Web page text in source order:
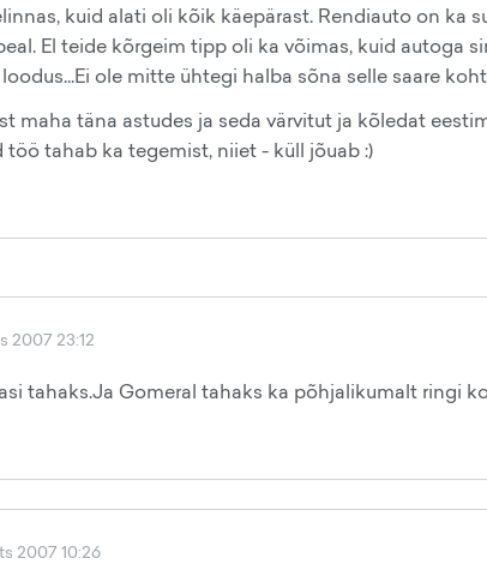
kuid alati oli kõik käepärast. Rendiauto on ka
El teide kõrgeim tipp oli ka võimas, kuid autoga
ole mitte ühtegi halba sõna selle saare
maha täna astudes ja seda värvitut ja kõledat
töö tahab ka tegemist, niiet - küll jõuab :)
2007 23:12
tahaks.Ja Gomeral tahaks ka põhjalikumalt ringi
2007 10:26